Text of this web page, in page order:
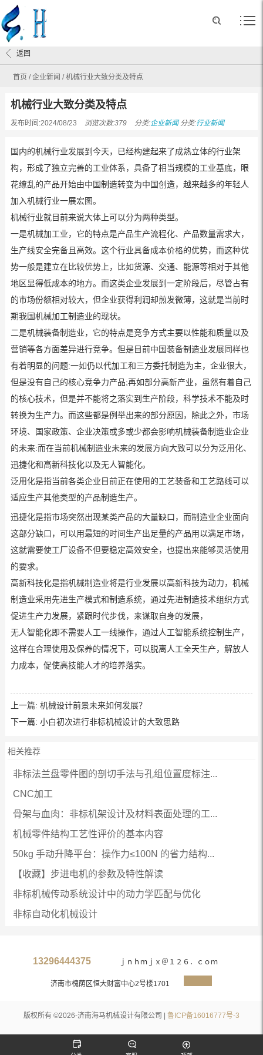
首页 /企业新闻 /机械行业大致分类及特点
返回
机械行业大致分类及特点
发布时间:2024/08/23 浏览次数:379 分类:企业新闻分类:行业新闻
国内的机械行业发展到今天，已经构建起来了成熟立体的行业架
构，形成了独立完善的工业体系，具备了相当规模的工业基底，眼
花缭乱的产品开始由中国制造转变为中国创造，越来越多的年轻人
加入机械行业一展宏图。
机械行业就目前来说大体上可以分为两种类型。
一是机械加工业，它的特点是产品生产流程化、产品数量需求大，
生产线安全完备且高效。这个行业具备成本价格的优势，而这种优
势一般是建立在比较优势上，比如货源、交通、能源等相对于其他
地区显得低成本的地方。而这类企业发展到一定阶段后，尽管占有
的市场份额相对较大，但企业获得利润却煎发微薄，这就是当前时
期我国机械加工制造业的现状。
二是机械装备制造业，它的特点是竞争方式主要以性能和质量以及
营销等各方面差异进行竞争。但是目前中国装备制造业发展同样也
有着明显的问题:一如仍以代加工和三方委托制造为主，企业很大，
但是没有自己的核心竞争力产品;再如部分高新产业，虽然有着自己
的核心技术，但是并不能将之落实到生产阶段，科学技术不能及时
转换为生产力。而这些都是例举出来的部分原因，除此之外，市场
环境、国家政策、企业决策或多或少都会影响机械装备制造业企业
的未来:而在当前机械制造业未来的发展方向大致可以分为泛用化、
迅捷化和高新科技化以及无人智能化。
泛用化是指当前各类企业目前正在使用的工艺装备和工艺路线可以
适应生产其他类型的产品制造生产。
迅捷化是指市场突然出现某类产品的大量缺口，而制造业企业面向
这部分缺口，可以用最短的时间生产出足量的产品用以满足市场，
这就需要使工厂设备不但要稳定高效安全，也提出来能够灵活使用
的要求。
高新科技化是指机械制造业将是行业发展以高新科技为动力，机械
制造业采用先进生产模式和制造系统，通过先进制造技术组织方式
促进生产力发展，紧跟时代步伐，来谋取自身的发展，
无人智能化即不需要人工一线操作，通过人工智能系统控制生产，
这样在合理使用及保养的情况下，可以脱离人工全天生产，解放人
力成本，促使高技能人才的培养落实。
上一篇: 机械设计前景未来如何发展？
下一篇: 小白初次进行非标机械设计的大致思路
相关推荐
非标法兰盘零件图的剖切手法与孔组位置度标注...
CNC加工
骨架与血肉：非标机架设计及材料表面处理的工...
机械零件结构工艺性评价的基本内容
50kg 手动升降平台：操作力≤100N 的省力结构...
【收藏】步进电机的参数及特性解读
非标机械传动系统设计中的动力学匹配与优化
非标自动化机械设计
13296444375 ｊｎｈｍｊｘ＠１２６．ｃｏｍ
济南市槐荫区恒大财富中心2号楼1701
版权所有 ©2026-济南海马机械设计有限公司 | 鲁ICP备16016777号-3